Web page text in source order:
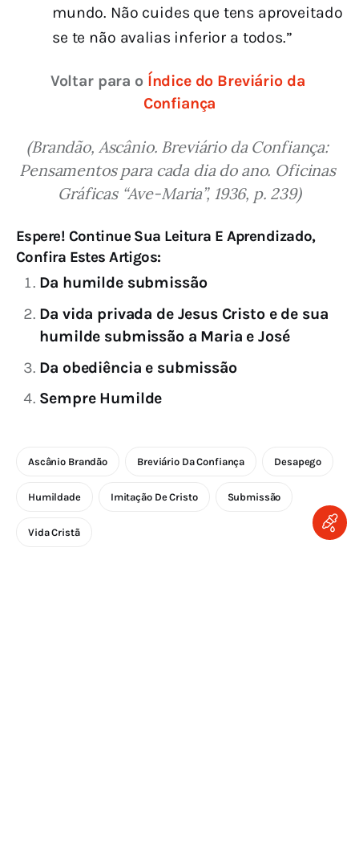
mundo. Não cuides que tens aproveitado
se te não avalias inferior a todos.”
Voltar para o Índice do Breviário da
Confiança
(Brandão, Ascânio. Breviário da Confiança:
Pensamentos para cada dia do ano. Oficinas
Gráficas “Ave-Maria”, 1936, p. 239)
Espere! Continue Sua Leitura E Aprendizado,
Confira Estes Artigos:
Da humilde submissão
Da vida privada de Jesus Cristo e de sua
humilde submissão a Maria e José
Da obediência e submissão
Sempre Humilde
Ascânio Brandão Breviário Da Confiança Desapego
Humildade Imitação De Cristo Submissão
Vida Cristã